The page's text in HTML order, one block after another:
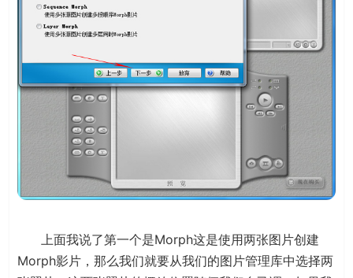
上面我说了第一个是Morph这是使用两张图片创建
Morph影片，那么我们就要从我们的图片管理库中选择两